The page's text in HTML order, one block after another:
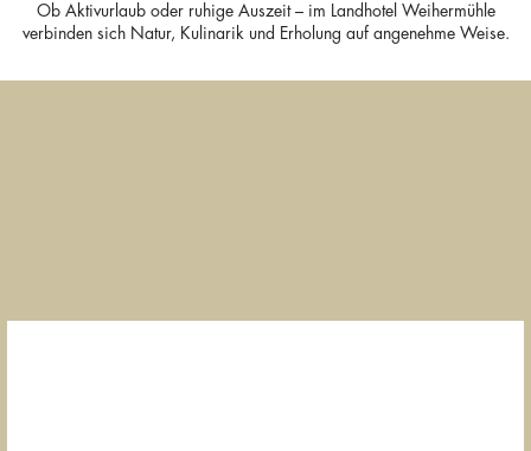
Ob Aktivurlaub oder ruhige Auszeit – im Landhotel Weihermühle
verbinden sich Natur, Kulinarik und Erholung auf angenehme Weise.